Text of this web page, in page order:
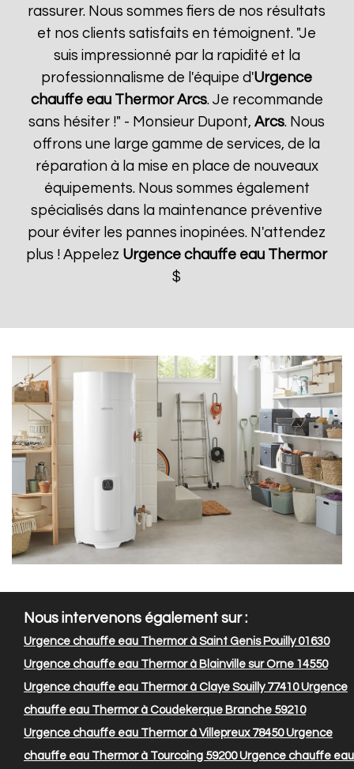
rassurer. Nous sommes fiers de nos résultats
et nos clients satisfaits en témoignent. "Je
suis impressionné par la rapidité et la
professionnalisme de l'équipe d'Urgence
chauffe eau Thermor Arcs. Je recommande
sans hésiter !" - Monsieur Dupont,Arcs. Nous
offrons une large gamme de services, de la
réparation à la mise en place de nouveaux
équipements. Nous sommes également
spécialisés dans la maintenance préventive
pour éviter les pannes inopinées. N'attendez
plus ! Appelez Urgence chauffe eau Thermor
$
Nous intervenons également sur :
Urgence chauffe eau Thermor à Saint Genis Pouilly 01630
Urgence chauffe eau Thermor à Blainville sur Orne 14550
Urgence chauffe eau Thermor à Claye Souilly 77410Urgence
chauffe eau Thermor à Coudekerque Branche 59210
Urgence chauffe eau Thermor à Villepreux 78450Urgence
chauffe eau Thermor à Tourcoing 59200Urgence chauffe eau